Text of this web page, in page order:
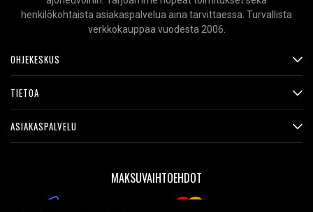
henkilökohtaista asiakaspalvelua aina tarvittaessa. Turvallista
verkkokauppaa vuodesta 2006.
OHJEKESKUS
TIETOA
ASIAKASPALVELU
MAKSUVAIHTOEHDOT